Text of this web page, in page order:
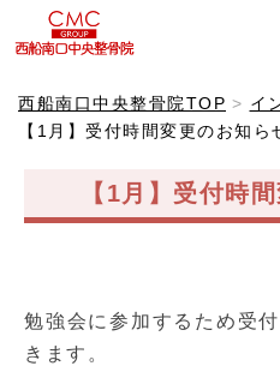
西船南口中央整骨院TOP
イ
【1月】受付時間変更のお知ら
【1月】受付時
勉強会に参加するため受
きます。